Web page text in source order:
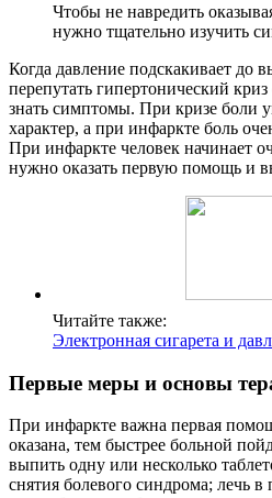
Чтобы не навредить
нужно тщательно изучить
Когда давление подскакивает до
перепутать гипертонический
знать симптомы. При кризе
характер, а при инфаркте боль
При инфаркте человек начинает
нужно оказать первую помощь и
Читайте также:
Электронная сигарета и
Первые меры и основы
При инфаркте важна первая
оказана, тем быстрее больной
выпить одну или несколько
снятия болевого синдрома; лечь в